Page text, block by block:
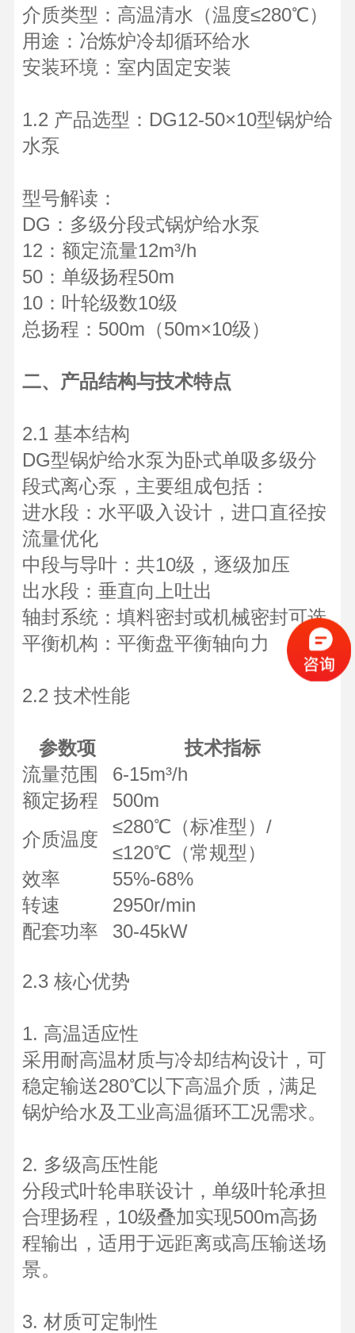
介质类型：高温清水（温度≤280℃）
用途：冶炼炉冷却循环给水
安装环境：室内固定安装
1.2 产品选型：DG12-50×10型锅炉给
水泵
型号解读：
DG：多级分段式锅炉给水泵
12：额定流量12m³/h
50：单级扬程50m
10：叶轮级数10级
总扬程：500m（50m×10级）
二、产品结构与技术特点
2.1 基本结构
DG型锅炉给水泵为卧式单吸多级分
段式离心泵，主要组成包括：
进水段：水平吸入设计，进口直径按
流量优化
中段与导叶：共10级，逐级加压
出水段：垂直向上吐出
轴封系统：填料密封或机械密封可选
平衡机构：平衡盘平衡轴向力
2.2 技术性能
参数项
技术指标
流量范围
6-15m³/h
额定扬程
500m
介质温度
≤280℃（标准型）/
≤120℃（常规型）
效率
55%-68%
转速
2950r/min
配套功率
30-45kW
2.3 核心优势
1. 高温适应性
采用耐高温材质与冷却结构设计，可
稳定输送280℃以下高温介质，满足
锅炉给水及工业高温循环工况需求。
2. 多级高压性能
分段式叶轮串联设计，单级叶轮承担
合理扬程，10级叠加实现500m高扬
程输出，适用于远距离或高压输送场
景。
3. 材质可定制性